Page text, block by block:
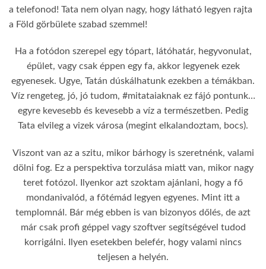
a telefonod! Tata nem olyan nagy, hogy látható legyen rajta
a Föld görbülete szabad szemmel!
Ha a fotódon szerepel egy tópart, látóhatár, hegyvonulat,
épület, vagy csak éppen egy fa, akkor legyenek ezek
egyenesek. Ugye, Tatán dúskálhatunk ezekben a témákban.
Víz rengeteg, jó, jó tudom, #mitataiaknak ez fájó pontunk…
egyre kevesebb és kevesebb a víz a természetben. Pedig
Tata elvileg a vizek városa (megint elkalandoztam, bocs).
Viszont van az a szitu, mikor bárhogy is szeretnénk, valami
dölni fog. Ez a perspektiva torzulása miatt van, mikor nagy
teret fotózol. Ilyenkor azt szoktam ajánlani, hogy a fő
mondanivalód, a főtémád legyen egyenes. Mint itt a
templomnál. Bár még ebben is van bizonyos dőlés, de azt
már csak profi géppel vagy szoftver segítségével tudod
korrigálni. Ilyen esetekben belefér, hogy valami nincs
teljesen a helyén.